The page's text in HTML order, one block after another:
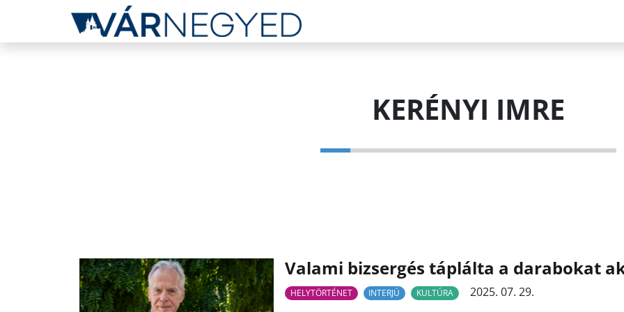
KERÉNYI IMRE
Valami bizsergés táplálta a darabokat
HELYTÖRTÉNET INTERJÚ KULTÚRA
2025. 07. 29.